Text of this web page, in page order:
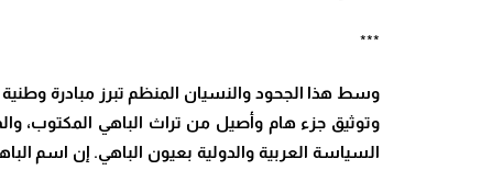
***
وسط هذا الجحود والنسيان المنظم تبرز مبادرة
وتوثيق جزء هام وأصيل من تراث الباهي المكتوب،
السياسة العربية والدولية بعيون الباهي. إن اسم